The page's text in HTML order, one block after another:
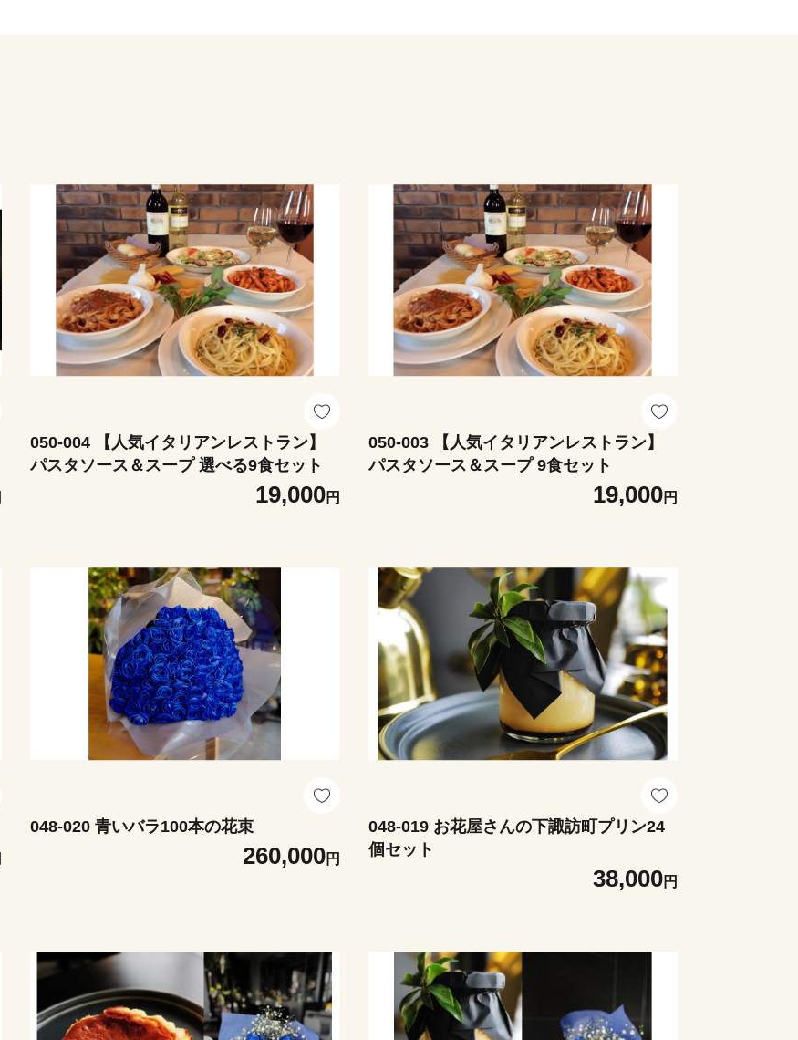
050-004 【人気イタリアンレストラン】
パスタソース＆スープ 選べる9食セット
19,000円
050-003 【人気イタリアンレストラン】
パスタソース＆スープ 9食セット
19,000円
048-020 青いバラ100本の花束
260,000円
048-019 お花屋さんの下諏訪町プリン24
個セット
38,000円